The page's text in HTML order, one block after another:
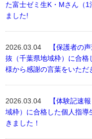
た富士ゼミ生K・Mさん（
ました!
2026.03.04
【保護者の
抜（千葉県地域枠）に合
様から感謝の言葉をいただ
2026.03.04
【体験記速
域枠）に合格した個人指
きました！